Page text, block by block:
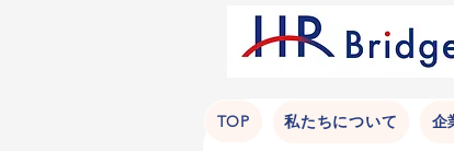
TOP 私たちについて 企